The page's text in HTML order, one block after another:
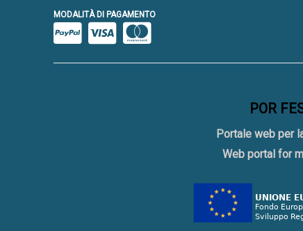
MODALITÀ DI PAGAMENTO
POR
Portale web per
Web portal for